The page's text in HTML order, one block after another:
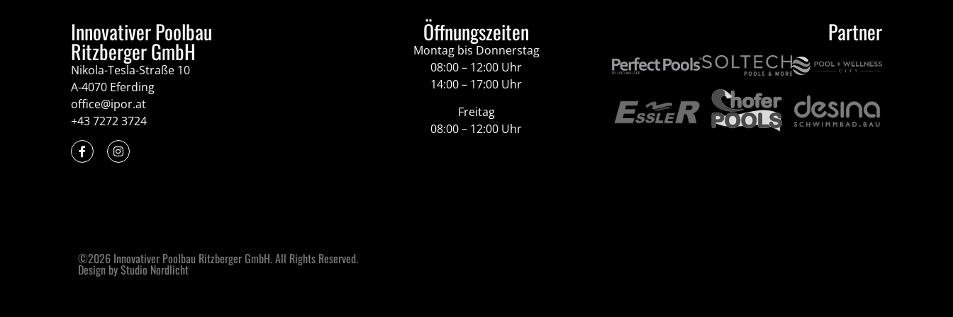
Innovativer Poolbau
Ritzberger GmbH
Nikola-Tesla-Straße 10
A-4070 Eferding
office@ipor.at
+43 7272 3724
Öffnungszeiten
Montag bis Donnerstag
08:00 – 12:00 Uhr
14:00 – 17:00 Uhr
Freitag
08:00 – 12:00 Uhr
Partner
©2026 Innovativer Poolbau Ritzberger GmbH. All Rights Reserved.
Design by Studio Nordlicht